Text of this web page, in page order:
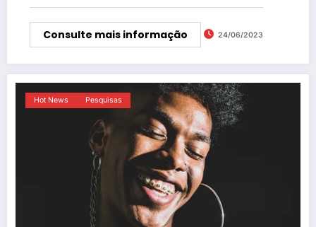
Consulte mais informação 24/06/2023
Hot News Pesquisas